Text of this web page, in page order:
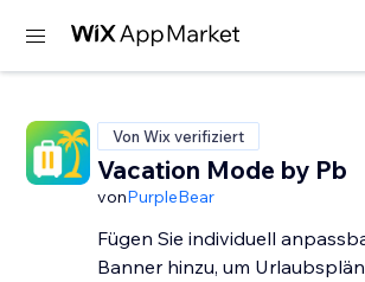
Von Wix verifiziert
Vacation Mode by Pb
vonPurpleBear
Fügen Sie individuell
Banner hinzu, um